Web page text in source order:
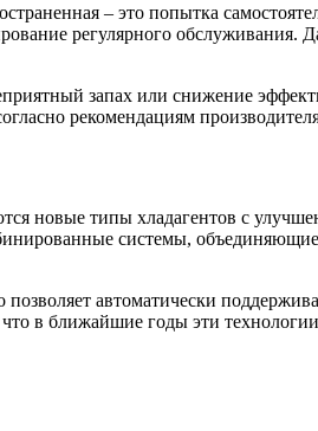
– это попытка
регулярного обслуживания.
запах или снижение
рекомендациям
новые типы хладагентов с
системы,
автоматически
в ближайшие годы эти технологии